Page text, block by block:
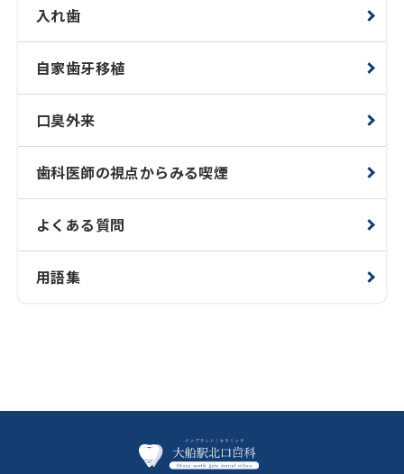
入れ歯
自家歯牙移植
口臭外来
歯科医師の視点からみる喫煙
よくある質問
用語集